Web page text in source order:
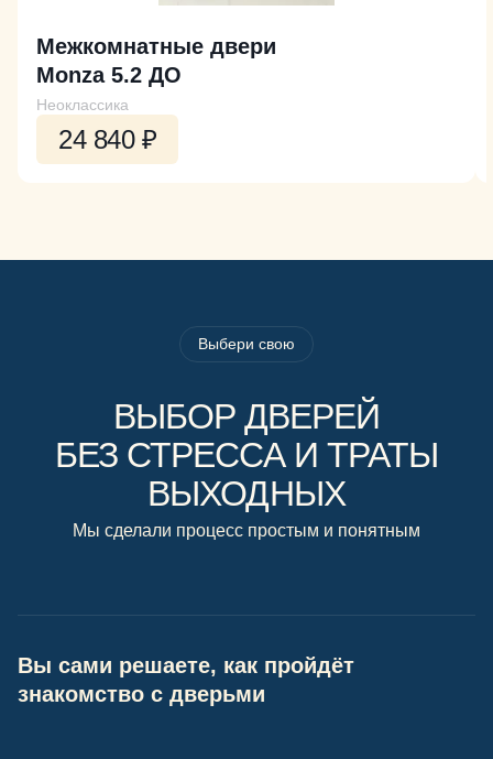
Межкомнатные двери
Monza 5.2 ДО
Неоклассика
24 840 ₽
Выбери свою
ВЫБОР ДВЕРЕЙ
БЕЗ СТРЕССА И ТРАТЫ
ВЫХОДНЫХ
Мы сделали процесс простым и понятным
Вы сами решаете, как пройдёт
знакомство с дверьми